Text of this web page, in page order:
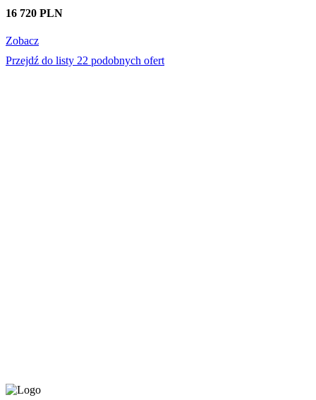
16 720 PLN
Zobacz
Przejdź do listy 22 podobnych ofert